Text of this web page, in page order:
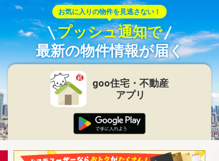
お気に入りの物件を見逃さない！
プッシュ通知で
最新の物件情報が届く
goo住宅・不動産
アプリ